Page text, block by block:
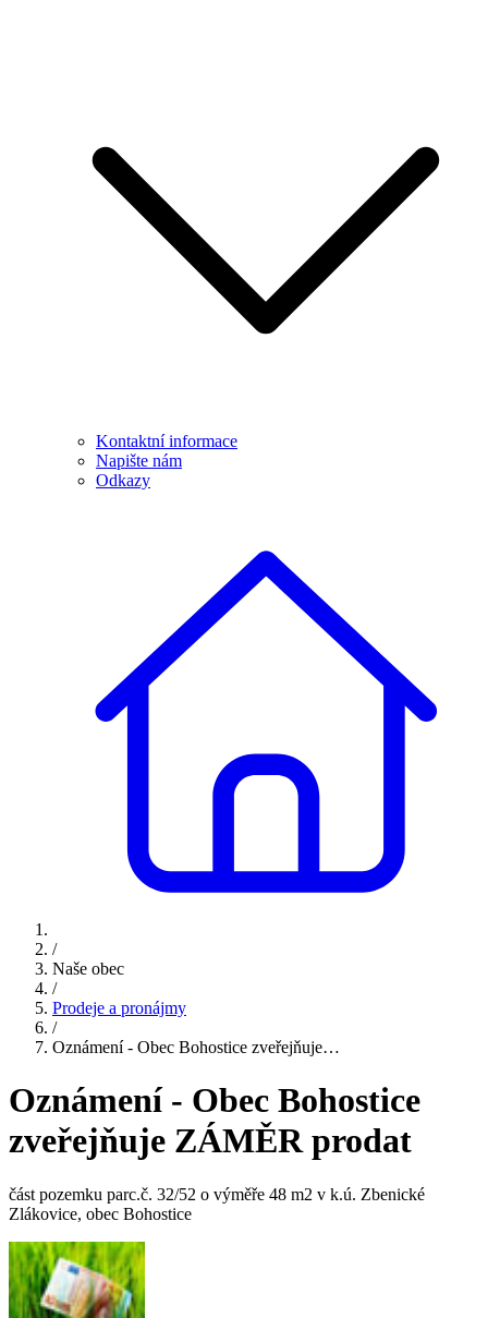
Kontaktní informace
Napište nám
Odkazy
/
Naše obec
/
Prodeje a pronájmy
/
Oznámení - Obec Bohostice zveřejňuje…
Oznámení - Obec Bohostice
zveřejňuje ZÁMĚR prodat
část pozemku parc.č. 32/52 o výměře 48 m2 v k.ú. Zbenické
Zlákovice, obec Bohostice